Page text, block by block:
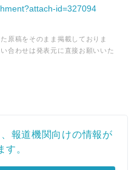
id=327094
原稿をそのまま掲載しておりま
合わせは発表元に直接お願いいた
報道機関向けの情報が
す。